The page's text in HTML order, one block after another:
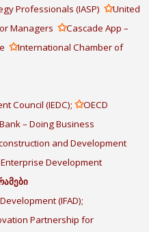
Professionals (IASP) ✩United
Managers ✩Cascade App –
✩International Chamber of
Council (IEDC); ✩OECD
– Doing Business
and Development
Development
(IFAD);
Partnership for